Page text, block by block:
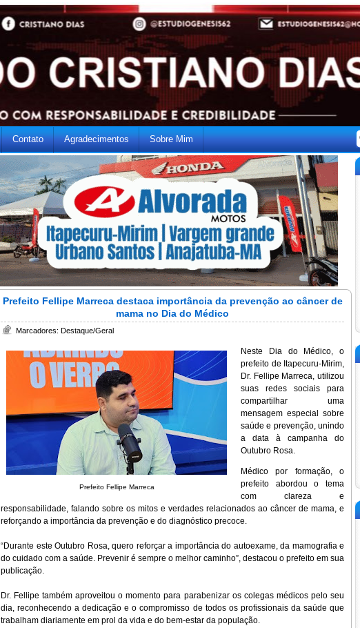
Contato Agradecimentos Sobre Mim
Prefeito Fellipe Marreca destaca importância da prevenção ao câncer de
mama no Dia do Médico
Marcadores: Destaque/Geral
Prefeito Fellipe Marreca
Neste Dia do Médico, o
prefeito de Itapecuru-Mirim,
Dr. Fellipe Marreca, utilizou
suas redes sociais para
compartilhar uma
mensagem especial sobre
saúde e prevenção, unindo
a data à campanha do
Outubro Rosa.
Médico por formação, o
prefeito abordou o tema
com clareza e
responsabilidade, falando sobre os mitos e verdades relacionados ao câncer de mama, e
reforçando a importância da prevenção e do diagnóstico precoce.
“Durante este Outubro Rosa, quero reforçar a importância do autoexame, da mamografia e
do cuidado com a saúde. Prevenir é sempre o melhor caminho”, destacou o prefeito em sua
publicação.
Dr. Fellipe também aproveitou o momento para parabenizar os colegas médicos pelo seu
dia, reconhecendo a dedicação e o compromisso de todos os profissionais da saúde que
trabalham diariamente em prol da vida e do bem-estar da população.